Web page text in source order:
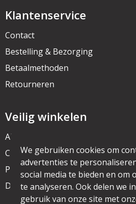
Klantenservice
Contact
Bestelling & Bezorging
Betaalmethoden
Retourneren
Veilig winkelen
Algemene voorwaarden
Cookieverklaring
Privacyverklaring
Disclaimer
We gebruiken cookies om
advertenties te
social media te bieden en om
te analyseren. Ook delen we
gebruik van onze site met